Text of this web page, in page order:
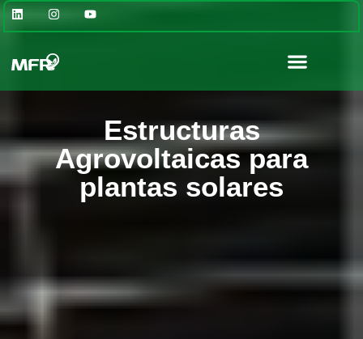
Estructuras
Agrovoltaicas para
plantas solares